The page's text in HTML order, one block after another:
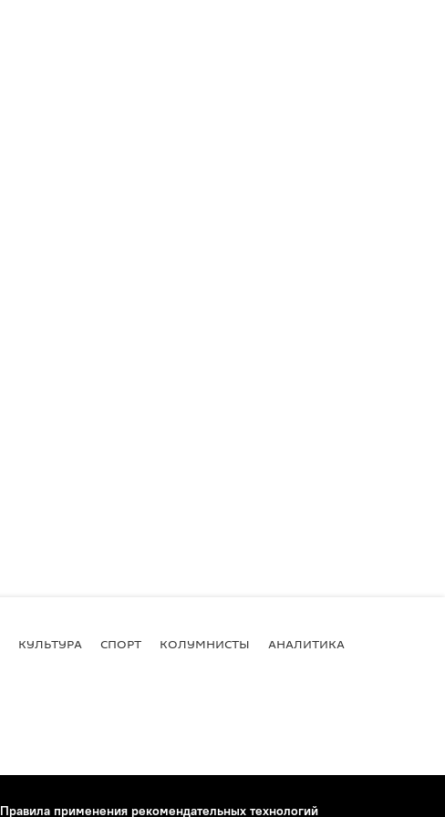
КУЛЬТУРА СПОРТ КОЛУМНИСТЫ АНАЛИТИКА
Правила применения рекомендательных технологий